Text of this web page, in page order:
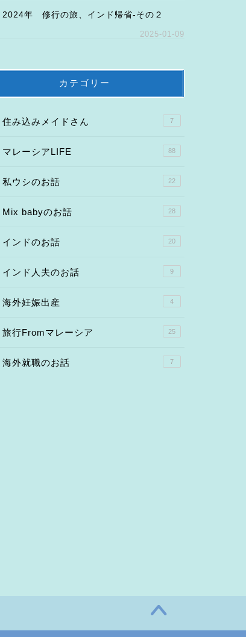
2024年 修行の旅、インド帰省-その２
2025-01-09
カテゴリー
住み込みメイドさん 7
マレーシアLIFE 88
私ウシのお話 22
Mix babyのお話 28
インドのお話 20
インド人夫のお話 9
海外妊娠出産 4
旅行Fromマレーシア 25
海外就職のお話 7